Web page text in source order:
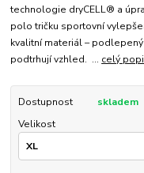
technologie dryCELL® a
polo tričku sportovní
kvalitní materiál –
podtrhují vzhled. ... celý
Dostupnost
skladem
Velikost